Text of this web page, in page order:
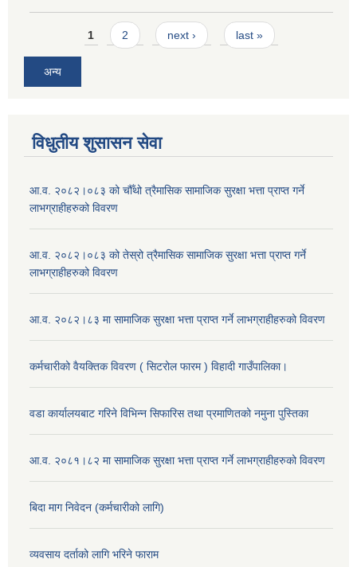
Pages1 2 next › last »
अन्य
विधुतीय शुसासन सेवा
आ.व. २०८२।०८३ को चौँथो त्रैमासिक सामाजिक सुरक्षा भत्ता प्राप्त गर्ने
लाभग्राहीहरुको विवरण
आ.व. २०८२।०८३ को तेस्रो त्रैमासिक सामाजिक सुरक्षा भत्ता प्राप्त गर्ने
लाभग्राहीहरुको विवरण
आ.व. २०८२।८३ मा सामाजिक सुरक्षा भत्ता प्राप्त गर्ने लाभग्राहीहरुको विवरण
कर्मचारीको वैयक्तिक विवरण ( सिटरोल फारम ) विहादी गाउँपालिका।
वडा कार्यालयबाट गरिने विभिन्न सिफारिस तथा प्रमाणितको नमुना पुस्तिका
आ.व. २०८१।८२ मा सामाजिक सुरक्षा भत्ता प्राप्त गर्ने लाभग्राहीहरुको विवरण
बिदा माग निवेदन (कर्मचारीको लागि)
व्यवसाय दर्ताको लागि भरिने फाराम